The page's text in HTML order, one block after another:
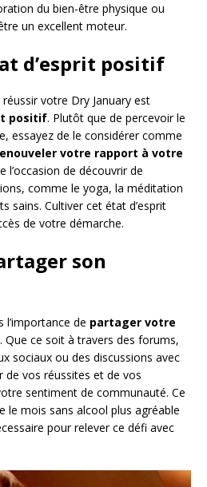
du bien-être physique ou
un excellent moteur.
d’esprit positif
votre Dry January est
positif. Plutôt que de percevoir le
essayez de le considérer comme
votre rapport à votre
l’occasion de découvrir de
comme le yoga, la méditation
sains. Cultiver cet état d’esprit
de votre démarche.
son
l’importance de partager votre
Que ce soit à travers des forums,
sociaux ou des discussions avec
de vos réussites et de vos
sentiment de communauté. Ce
le mois sans alcool plus agréable
pour relever ce défi avec